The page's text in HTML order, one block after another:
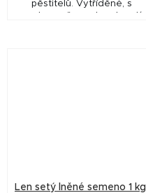
pěstitelů. Vytříděné, s
Len setý lněné semeno 1 kg